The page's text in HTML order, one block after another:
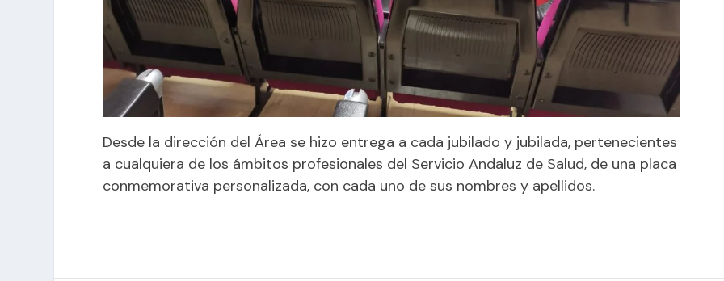
Desde la dirección del Área se hizo entrega a cada jubilado y jubilada, pertenecientes
a cualquiera de los ámbitos profesionales del Servicio Andaluz de Salud, de una placa
conmemorativa personalizada, con cada uno de sus nombres y apellidos.